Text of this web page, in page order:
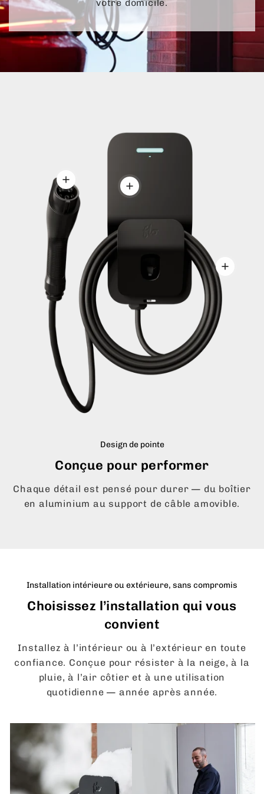
votre domicile.
Design de pointe
Conçue pour performer
Chaque détail est pensé pour durer — du boîtier
en aluminium au support de câble amovible.
Installation intérieure ou extérieure, sans compromis
Choisissez l’installation qui vous
convient
Installez à l’intérieur ou à l’extérieur en toute
confiance. Conçue pour résister à la neige, à la
pluie, à l’air côtier et à une utilisation
quotidienne — année après année.